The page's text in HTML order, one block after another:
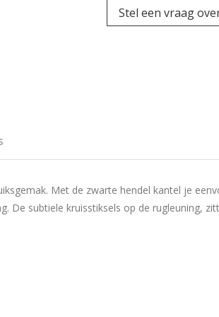
Stel een vraag
Met de zwarte hendel kantel je
De subtiele kruisstiksels op de rugleuning,